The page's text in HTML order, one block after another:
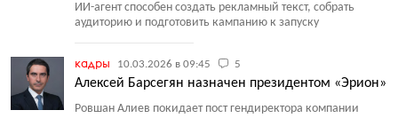
ИИ-агент способен создать рекламный текст, собрать
аудиторию и подготовить кампанию к запуску
кадры 10.03.2026 в 09:45 5
Алексей Барсегян назначен президентом «Эрион»
Ровшан Алиев покидает пост гендиректора компании